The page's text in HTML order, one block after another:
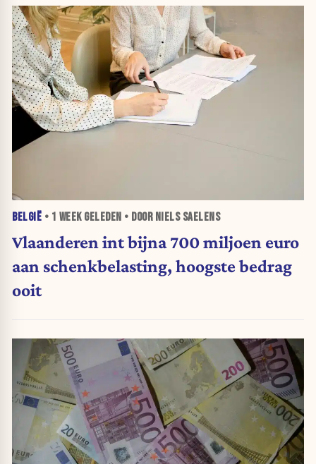
BELGIË • 1 WEEKGELEDEN • DOOR NIELS SAELENS
Vlaanderen int bijna 700 miljoen euro
aan schenkbelasting, hoogste bedrag
ooit